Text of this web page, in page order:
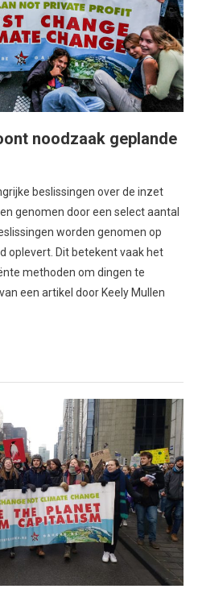
noodzaak geplande
beslissingen over de inzet
genomen door een select aantal
worden genomen op
oplevert. Dit betekent vaak het
methoden om dingen te
een artikel door Keely Mullen